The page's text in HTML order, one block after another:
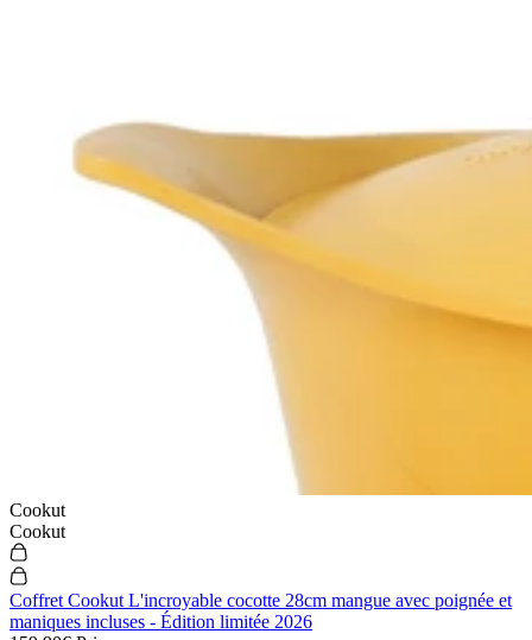
Cookut
Cookut
Coffret Cookut L'incroyable cocotte 28cm mangue avec poignée et
maniques incluses - Édition limitée 2026